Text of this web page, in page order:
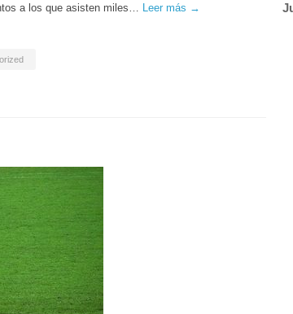
a los que asisten miles… Leer más →